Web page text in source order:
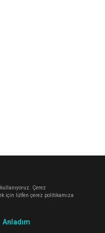
Çerez
için lütfen çerez politikamıza
Anladım